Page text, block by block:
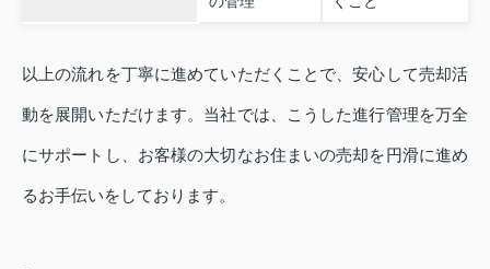
以上の流れを丁寧に進めていただくことで、安心して売却活
動を展開いただけます。当社では、こうした進行管理を万全
にサポートし、お客様の大切なお住まいの売却を円滑に進め
るお手伝いをしております。